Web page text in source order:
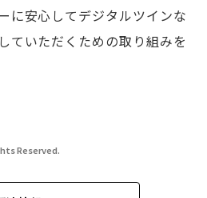
に安心してデジタルツインな
ていただくための取り組みを
Reserved.